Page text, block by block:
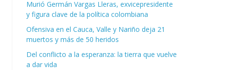
Murió Germán Vargas Lleras, exvicepresidente
y figura clave de la política colombiana
Ofensiva en el Cauca, Valle y Nariño deja 21
muertos y más de 50 heridos
Del conflicto a la esperanza: la tierra que vuelve
a dar vida